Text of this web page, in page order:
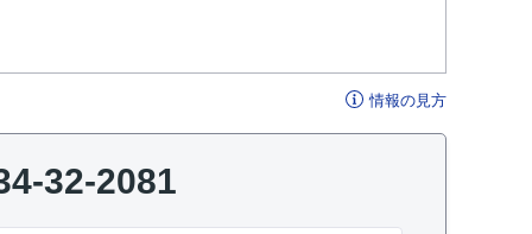
情報の見方
32-2081